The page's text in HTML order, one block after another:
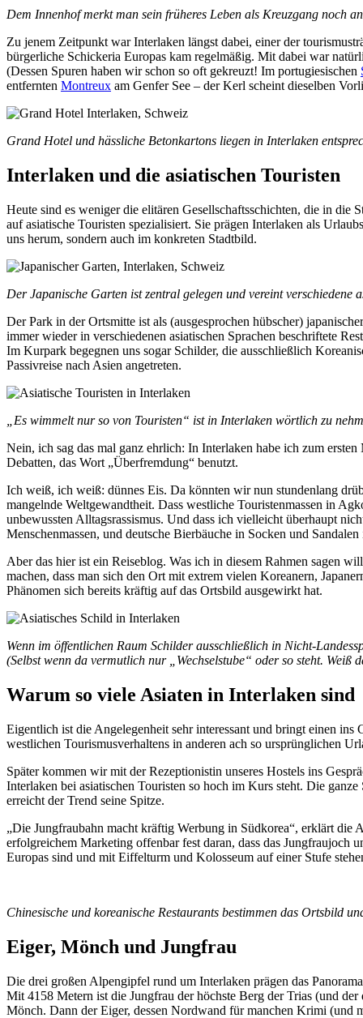
Dem Innenhof merkt man sein früheres Leben als Kreuzgang noch
Zu jenem Zeitpunkt war Interlaken längst dabei, einer der
bürgerliche Schickeria Europas kam regelmäßig. Mit dabei war
(Dessen Spuren haben wir schon so oft gekreuzt! Im portugiesischen
entfernten Montreux am Genfer See – der Kerl scheint dieselben
Grand Hotel und hässliche Betonkartons liegen in Interlaken
Interlaken und die asiatischen Touristen
Heute sind es weniger die elitären Gesellschaftsschichten, die in die
auf asiatische Touristen spezialisiert. Sie prägen Interlaken als
uns herum, sondern auch im konkreten Stadtbild.
Der Japanische Garten ist zentral gelegen und vereint verschiedene
Der Park in der Ortsmitte ist als (ausgesprochen hübscher)
immer wieder in verschiedenen asiatischen Sprachen beschriftete
Im Kurpark begegnen uns sogar Schilder, die ausschließlich
Passivreise nach Asien angetreten.
„Es wimmelt nur so von Touristen“ ist in Interlaken wörtlich zu
Nein, ich sag das mal ganz ehrlich: In Interlaken habe ich zum
Debatten, das Wort „Überfremdung“ benutzt.
Ich weiß, ich weiß: dünnes Eis. Da könnten wir nun stundenlang
mangelnde Weltgewandtheit. Dass westliche Touristenmassen in
unbewussten Alltagsrassismus. Und dass ich vielleicht überhaupt
Menschenmassen, und deutsche Bierbäuche in Socken und
Aber das hier ist ein Reiseblog. Was ich in diesem Rahmen sagen
machen, dass man sich den Ort mit extrem vielen Koreanern,
Phänomen sich bereits kräftig auf das Ortsbild ausgewirkt hat.
Wenn im öffentlichen Raum Schilder ausschließlich in Nicht-
(Selbst wenn da vermutlich nur „Wechselstube“ oder so steht. Weiß
Warum so viele Asiaten in Interlaken sind
Eigentlich ist die Angelegenheit sehr interessant und bringt einen
westlichen Tourismusverhaltens in anderen ach so ursprünglichen
Später kommen wir mit der Rezeptionistin unseres Hostels ins
Interlaken bei asiatischen Touristen so hoch im Kurs steht. Die
erreicht der Trend seine Spitze.
„Die Jungfraubahn macht kräftig Werbung in Südkorea“, erklärt
erfolgreichem Marketing offenbar fest daran, dass das Jungfraujoch
Europas sind und mit Eiffelturm und Kolosseum auf einer Stufe
Chinesische und koreanische Restaurants bestimmen das Ortsbild
Eiger, Mönch und Jungfrau
Die drei großen Alpengipfel rund um Interlaken prägen das
Mit 4158 Metern ist die Jungfrau der höchste Berg der Trias (und
Mönch. Dann der Eiger, dessen Nordwand für manchen Krimi (und